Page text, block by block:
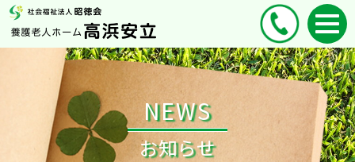
NEWS
お知らせ